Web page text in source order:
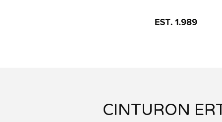
CINTURON